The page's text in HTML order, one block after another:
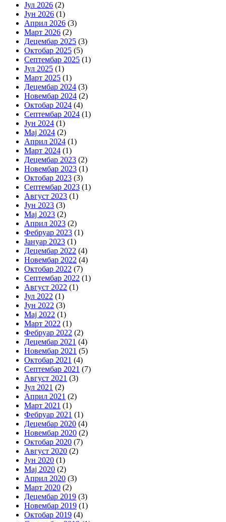
Јул 2026 (2)
Јун 2026 (1)
Април 2026 (3)
Март 2026 (2)
Децембар 2025 (3)
Октобар 2025 (5)
Септембар 2025 (1)
Јул 2025 (1)
Март 2025 (1)
Децембар 2024 (3)
Новембар 2024 (2)
Октобар 2024 (4)
Септембар 2024 (1)
Јун 2024 (1)
Мај 2024 (2)
Април 2024 (1)
Март 2024 (1)
Децембар 2023 (2)
Новембар 2023 (1)
Октобар 2023 (3)
Септембар 2023 (1)
Август 2023 (1)
Јун 2023 (3)
Мај 2023 (2)
Април 2023 (2)
Фебруар 2023 (1)
Јануар 2023 (1)
Децембар 2022 (4)
Новембар 2022 (4)
Октобар 2022 (7)
Септембар 2022 (1)
Август 2022 (1)
Јул 2022 (1)
Јун 2022 (3)
Мај 2022 (1)
Март 2022 (1)
Фебруар 2022 (2)
Децембар 2021 (4)
Новембар 2021 (5)
Октобар 2021 (4)
Септембар 2021 (7)
Август 2021 (3)
Јул 2021 (2)
Април 2021 (2)
Март 2021 (1)
Фебруар 2021 (1)
Децембар 2020 (4)
Новембар 2020 (2)
Октобар 2020 (7)
Август 2020 (2)
Јун 2020 (1)
Мај 2020 (2)
Април 2020 (3)
Март 2020 (2)
Децембар 2019 (3)
Новембар 2019 (1)
Октобар 2019 (4)